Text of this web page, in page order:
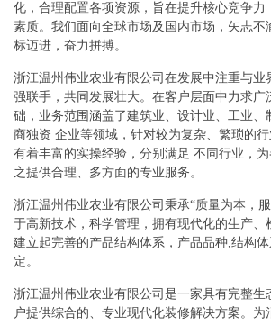
化，合理配置各项资源，旨在提升核心竞争力
素质。我们面向全球市场及国内市场，矢志不
标迈进，奋力拼搏。
浙江温州伟业农业有限公司在发展中注重与业
强联手，共同发展壮大。在客户层面中力求广
础，业务范围涵盖了建筑业、设计业、工业、
商独资 企业等领域，针对较为复杂、繁琐的
有着丰富的实操经验，分别满足 不同行业，
之提供合理、多方面的专业服务。
浙江温州伟业农业有限公司秉承“质量为本，
于高新技术，科学管理，拥有现代化的生产、
建立起完善的产品结构体系，产品品种,结构
定。
浙江温州伟业农业有限公司是一家具有完整生
户提供综合的、专业现代化装修解决方案。为